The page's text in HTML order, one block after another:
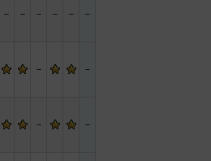
－ － － － － －
－ －
－ －